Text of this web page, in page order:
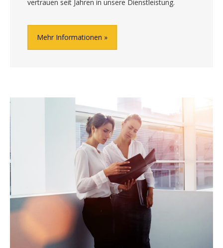
vertrauen seit Jahren in unsere Dienstleistung.
Mehr Informationen